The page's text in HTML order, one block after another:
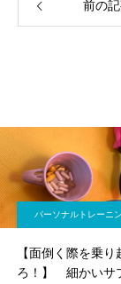
前の
パーソナルトレーニ
【面倒く際を乗り
ろ！】 細かいサ